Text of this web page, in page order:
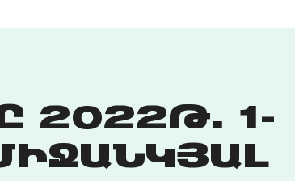
2022Թ. 1-